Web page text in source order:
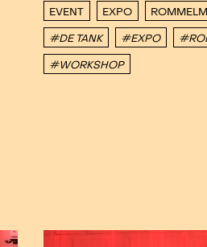
EVENT EXPO
#DE TANK #EXPO
#WORKSHOP